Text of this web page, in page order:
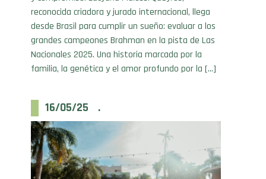
desde Brasil para cumplir un sueño: evaluar a los
grandes campeones Brahman en la pista de Las
Nacionales 2025. Una historia marcada por la
familia, la genética y el amor profundo por la […]